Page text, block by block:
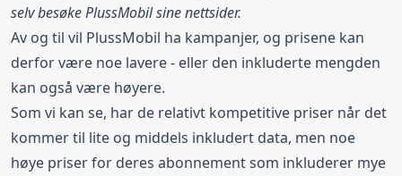
selv besøke PlussMobil sine nettsider.
Av og til vil PlussMobil ha kampanjer, og prisene kan
derfor være noe lavere - eller den inkluderte mengden
kan også være høyere.
Som vi kan se, har de relativt kompetitive priser når det
kommer til lite og middels inkludert data, men noe
høye priser for deres abonnement som inkluderer mye